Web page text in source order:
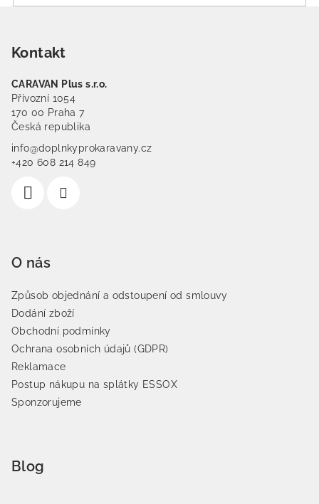
Kontakt
CARAVAN Plus s.r.o.
Přívozní 1054
170 00 Praha 7
Česká republika
info@doplnkyprokaravany.cz
+420 608 214 849
O nás
Způsob objednání a odstoupení od smlouvy
Dodání zboží
Obchodní podmínky
Ochrana osobních údajů (GDPR)
Reklamace
Postup nákupu na splátky ESSOX
Sponzorujeme
Blog